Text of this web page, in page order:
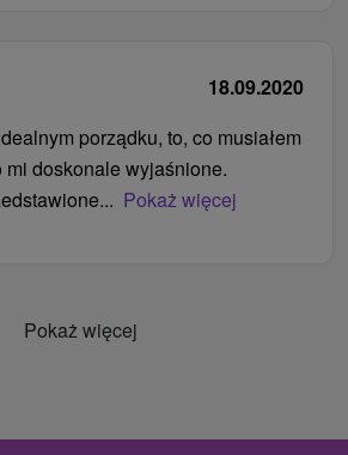
18.09.2020
porządku, to, co musiałem
mi doskonale wyjaśnione.
Pokaż więcej
Pokaż więcej